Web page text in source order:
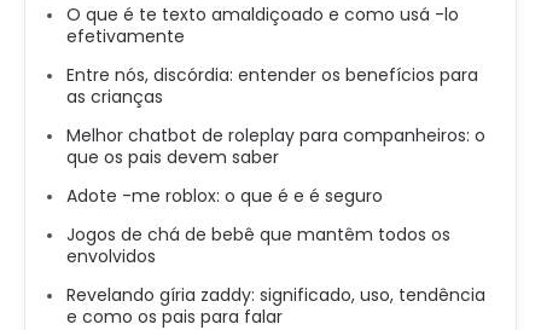
O que é te texto amaldiçoado e como usá -lo
efetivamente
Entre nós, discórdia: entender os benefícios para
as crianças
Melhor chatbot de roleplay para companheiros: o
que os pais devem saber
Adote -me roblox: o que é e é seguro
Jogos de chá de bebê que mantêm todos os
envolvidos
Revelando gíria zaddy: significado, uso, tendência
e como os pais para falar